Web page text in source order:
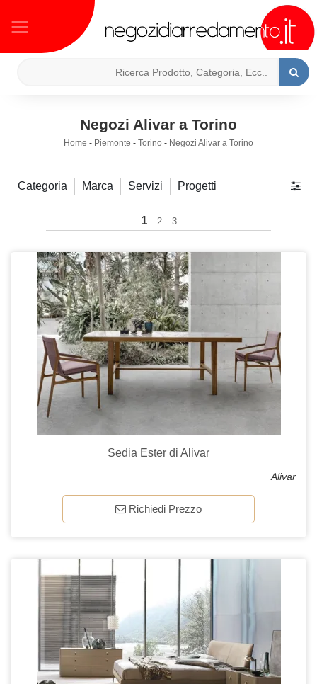
Negozi Alivar a Torino
Home - Piemonte - Torino - Negozi Alivar a Torino
Categoria Marca Servizi Progetti
1 2 3
Sedia Ester di Alivar
Alivar
Richiedi Prezzo